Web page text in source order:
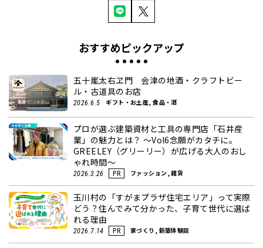
おすすめピックアップ
五十嵐太右ヱ門 会津の地酒・クラフトビー
ル・古道具のお店
2026.6.5 ギフト・お土産, 食品・酒
プロが選ぶ建築資材と工具の専門店「石井産
業」の魅力とは？ ～Vol6念願がカタチに。
GREELEY（グリーリー）が広げる大人のおし
ゃれ時間～
2026.3.26 PR ファッション, 雑貨
玉川村の「すがまプラザ住宅エリア」って実際
どう？住んでみて分かった、子育て世代に選ば
れる理由
2026.7.14 PR 家づくり, 新築体験談